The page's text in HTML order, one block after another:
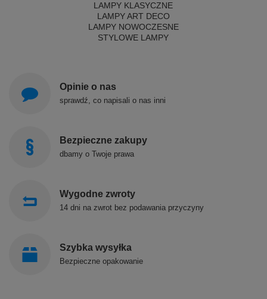
LAMPY KLASYCZNE
LAMPY ART DECO
LAMPY NOWOCZESNE
STYLOWE LAMPY
Opinie o nas
sprawdź, co napisali o nas inni
Bezpieczne zakupy
dbamy o Twoje prawa
Wygodne zwroty
14 dni na zwrot bez podawania przyczyny
Szybka wysyłka
Bezpieczne opakowanie